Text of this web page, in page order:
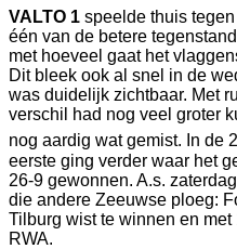
VALTO 1 speelde thuis
één van de betere
met hoeveel gaat het
Dit bleek ook al snel in de
was duidelijk zichtbaar. Met
verschil had nog veel groter
nog aardig wat gemist. In de 2
eerste ging verder waar het
26-9 gewonnen. A.s.
die andere Zeeuwse ploeg:
Tilburg wist te winnen en
RWA.